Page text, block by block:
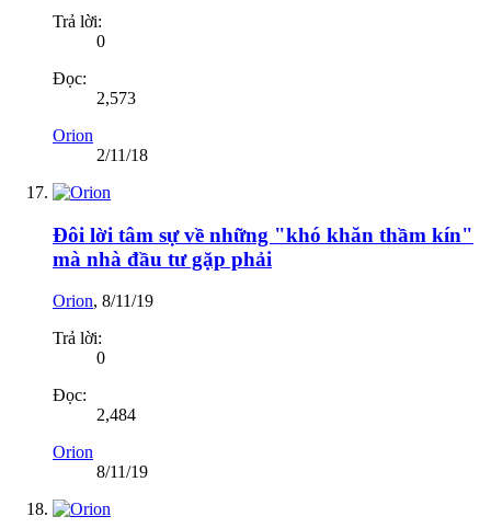
Trả lời:
0
Đọc:
2,573
Orion
2/11/18
Đôi lời tâm sự về những "khó khăn thầm kín"
mà nhà đầu tư gặp phải
Orion, 8/11/19
Trả lời:
0
Đọc:
2,484
Orion
8/11/19